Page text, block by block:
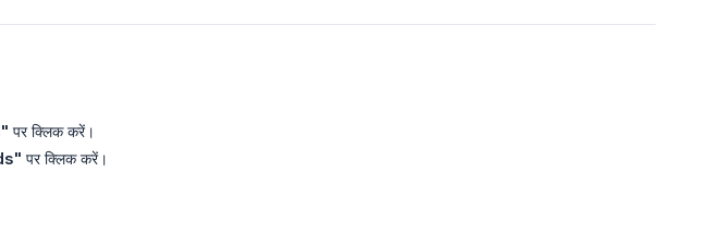
पर क्लिक करें।
पर क्लिक करें।